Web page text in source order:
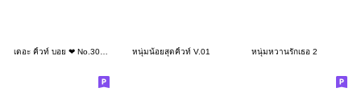
หนุ่มน้อยสุดคิ้วท์ V.01 หนุ่มหวานรักเธอ 2